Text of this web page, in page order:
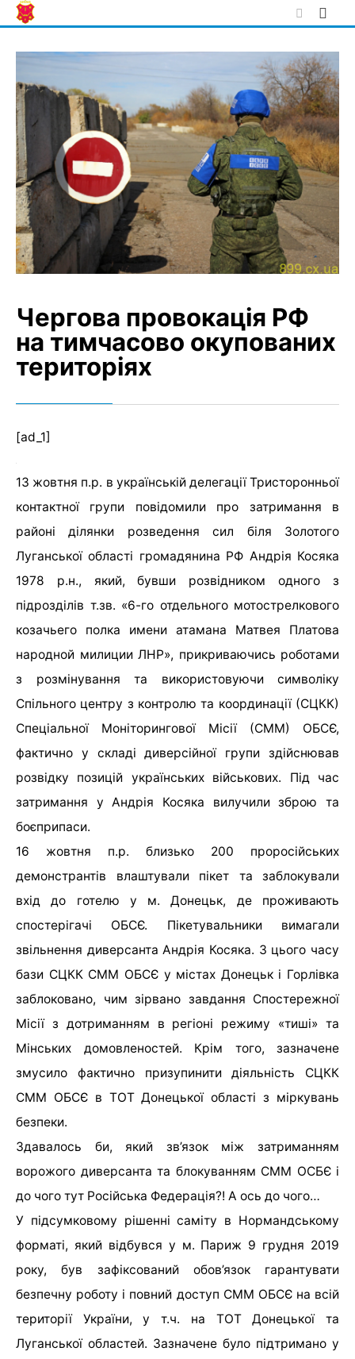
Skip
to
Чергова провокація РФ
на тимчасово окупованих
територіях
[ad_1]
13 жовтня п.р. в українській делегації Тристоронньої
контактної групи повідомили про затримання в
районі ділянки розведення сил біля Золотого
Луганської області громадянина РФ Андрія Косяка
1978 р.н., який, бувши розвідником одного з
підрозділів т.зв. «6-го отдельного мотострелкового
козачьего полка имени атамана Матвея Платова
народной милиции ЛНР», прикриваючись роботами
з розмінування та використовуючи символіку
Спільного центру з контролю та координації (СЦКК)
Спеціальної Моніторингової Місії (СММ) ОБСЄ,
фактично у складі диверсійної групи здійснював
розвідку позицій українських військових. Під час
затримання у Андрія Косяка вилучили зброю та
боєприпаси.
16 жовтня п.р. близько 200 проросійських
демонстрантів влаштували пікет та заблокували
вхід до готелю у м. Донецьк, де проживають
спостерігачі ОБСЄ. Пікетувальники вимагали
звільнення диверсанта Андрія Косяка. З цього часу
бази СЦКК СММ ОБСЄ у містах Донецьк і Горлівка
заблоковано, чим зірвано завдання Спостережної
Місії з дотриманням в регіоні режиму «тиші» та
Мінських домовленостей. Крім того, зазначене
змусило фактично призупинити діяльність СЦКК
СММ ОБСЄ в ТОТ Донецької області з міркувань
безпеки.
Здавалось би, який зв’язок між затриманням
ворожого диверсанта та блокуванням СММ ОСБЄ і
до чого тут Російська Федерація?! А ось до чого…
У підсумковому рішенні саміту в Нормандському
форматі, який відбувся у м. Париж 9 грудня 2019
року, був зафіксований обов’язок гарантувати
безпечну роботу і повний доступ СММ ОБСЄ на всій
території України, у т.ч. на ТОТ Донецької та
Луганської областей. Зазначене було підтримано у